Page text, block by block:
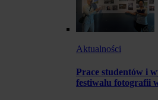
Aktualności
Prace studentów i
festiwalu fotografii